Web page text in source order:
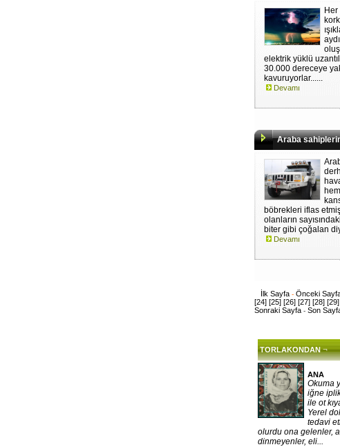
Her
elektrik yüklü
30.000 dereceye
kavuruyorlar......
Devamı
Araba
böbrekleri iflas
olanların
biter gibi çoğalan
Devamı
İlk Sayfa- Önceki
[24] [25] [26] [27] [28] [29]
Sonraki Sayfa- Son
TORLAKONDAN ¬
ANA
Okuma
iğne
ile ot
Yerel
tedavi
olurdu ona gelenler,
dinmeyenler, eli...